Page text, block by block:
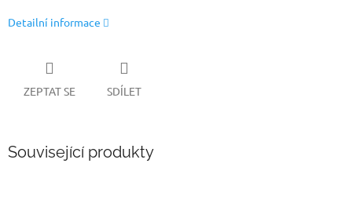
Detailní informace
ZEPTAT SE SDÍLET
Související produkty